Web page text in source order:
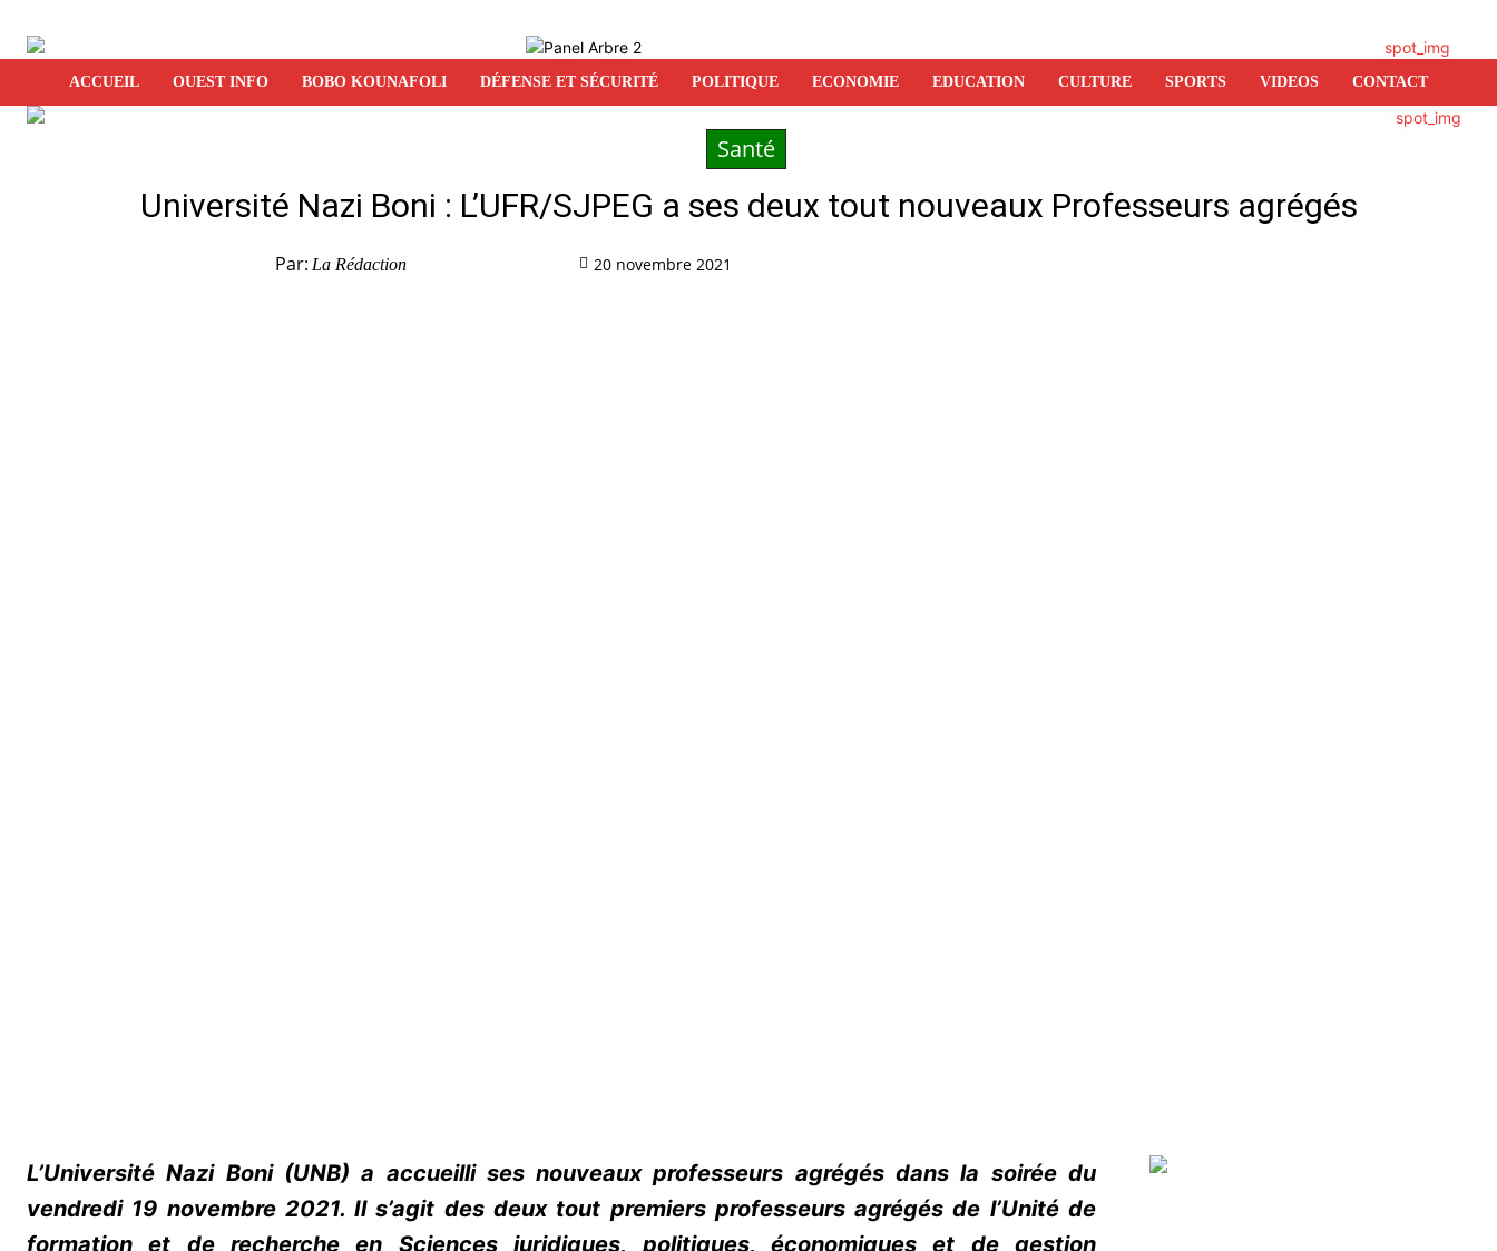
ACCUEIL OUEST INFO BOBO KOUNAFOLI DÉFENSE ET SÉCURITÉ POLITIQUE ECONOMIE EDUCATION CULTURE SPORTS VIDEOS CONTACT
Santé
Université Nazi Boni : L’UFR/SJPEG a ses deux tout nouveaux Professeurs agrégés
Par: La Rédaction 20 novembre 2021
L’Université Nazi Boni (UNB) a accueilli ses nouveaux professeurs agrégés dans la soirée du
vendredi 19 novembre 2021. Il s’agit des deux tout premiers professeurs agrégés de l’Unité de
formation et de recherche en Sciences juridiques, politiques, économiques et de gestion